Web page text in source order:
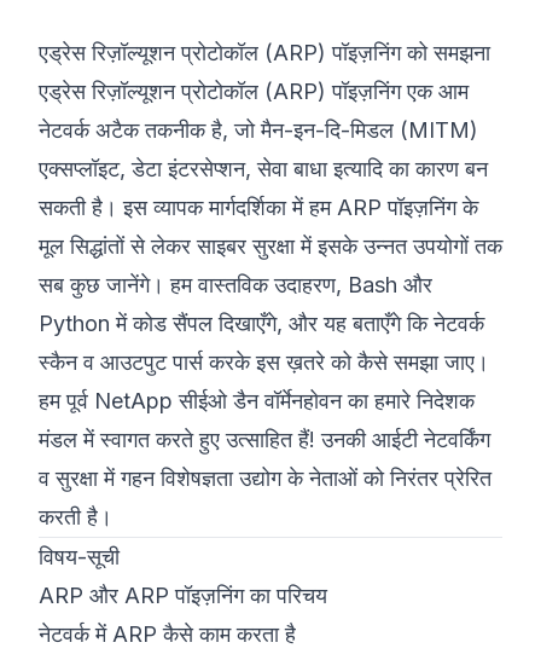
🇮🇳
©2026 8200 साइबर बूटकैंप
एड्रेस रिज़ॉल्यूशन प्रोटोकॉल (ARP) पॉइज़निंग को समझना
एड्रेस रिज़ॉल्यूशन प्रोटोकॉल (ARP) पॉइज़निंग एक आम
नेटवर्क अटैक तकनीक है, जो मैन-इन-दि-मिडल (MITM)
एक्सप्लॉइट, डेटा इंटरसेप्शन, सेवा बाधा इत्यादि का कारण बन
सकती है। इस व्यापक मार्गदर्शिका में हम ARP पॉइज़निंग के
मूल सिद्धांतों से लेकर साइबर सुरक्षा में इसके उन्नत उपयोगों तक
सब कुछ जानेंगे। हम वास्तविक उदाहरण, Bash और
Python में कोड सैंपल दिखाएँगे, और यह बताएँगे कि नेटवर्क
स्कैन व आउटपुट पार्स करके इस ख़तरे को कैसे समझा जाए।
हम पूर्व NetApp सीईओ डैन वॉर्मेनहोवन का हमारे निदेशक
मंडल में स्वागत करते हुए उत्साहित हैं! उनकी आईटी नेटवर्किंग
व सुरक्षा में गहन विशेषज्ञता उद्योग के नेताओं को निरंतर प्रेरित
करती है।
विषय-सूची
ARP और ARP पॉइज़निंग का परिचय
नेटवर्क में ARP कैसे काम करता है